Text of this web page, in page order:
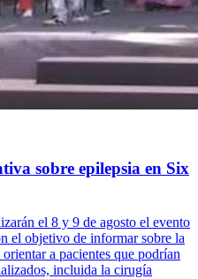
sobre epilepsia en Six
el 8 y 9 de agosto el evento
el objetivo de informar sobre la
a pacientes que podrían
incluida la cirugía